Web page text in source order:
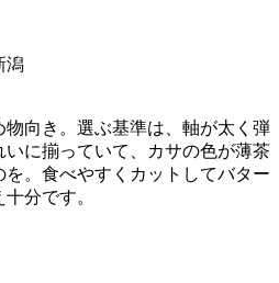
潟
向き。選ぶ基準は、軸が太く弾
に揃っていて、カサの色が薄茶
。食べやすくカットしてバター
分です。